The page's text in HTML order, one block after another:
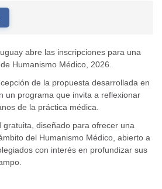
abre las inscripciones para una
Humanismo Médico, 2026.
de la propuesta desarrollada en
un programa que invita a reflexionar
de la práctica médica.
gratuita, diseñado para ofrecer una
del Humanismo Médico, abierto a
con interés en profundizar sus